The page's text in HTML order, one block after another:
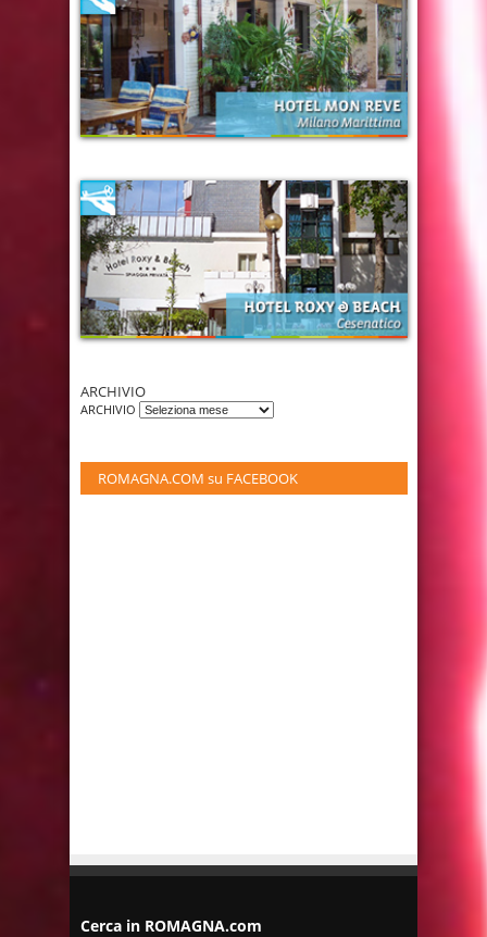
ARCHIVIO
ARCHIVIO
ROMAGNA.COM su FACEBOOK
Cerca in ROMAGNA.com